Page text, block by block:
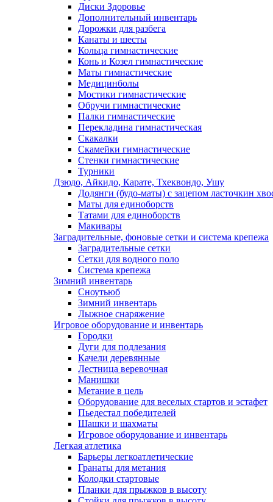
Диски Здоровье
Дополнительный инвентарь
Дорожки для разбега
Канаты и шесты
Кольца гимнастические
Конь и Козел гимнастические
Маты гимнастические
Медицинболы
Мостики гимнастические
Обручи гимнастические
Палки гимнастические
Перекладина гимнастическая
Скакалки
Скамейки гимнастические
Стенки гимнастические
Турники
Дзюдо, Айкидо, Карате, Тхеквондо, Ушу
Додянги (будо-маты) с зацепом ласточкин
Маты для единоборств
Татами для единоборств
Макивары
Заградительные, фоновые сетки и система крепежа
Заградительные сетки
Сетки для водного поло
Система крепежа
Зимний инвентарь
Сноутьюб
Зимний инвентарь
Лыжное снаряжение
Игровое оборудование и инвентарь
Городки
Дуги для подлезания
Качели деревянные
Лестница веревочная
Манишки
Метание в цель
Оборудование для веселых стартов и эстафет
Пьедестал победителей
Шашки и шахматы
Игровое оборудование и инвентарь
Легкая атлетика
Барьеры легкоатлетические
Гранаты для метания
Колодки стартовые
Планки для прыжков в высоту